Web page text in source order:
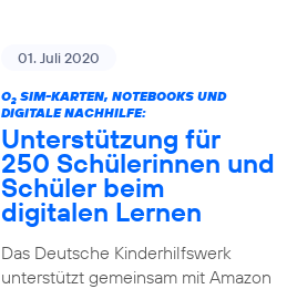
01. Juli 2020
O2SIM-KARTEN, NOTEBOOKS UND
DIGITALE NACHHILFE:
Unterstützung für
250 Schülerinnen und
Schüler beim
digitalen Lernen
Das Deutsche Kinderhilfswerk
unterstützt gemeinsam mit Amazon